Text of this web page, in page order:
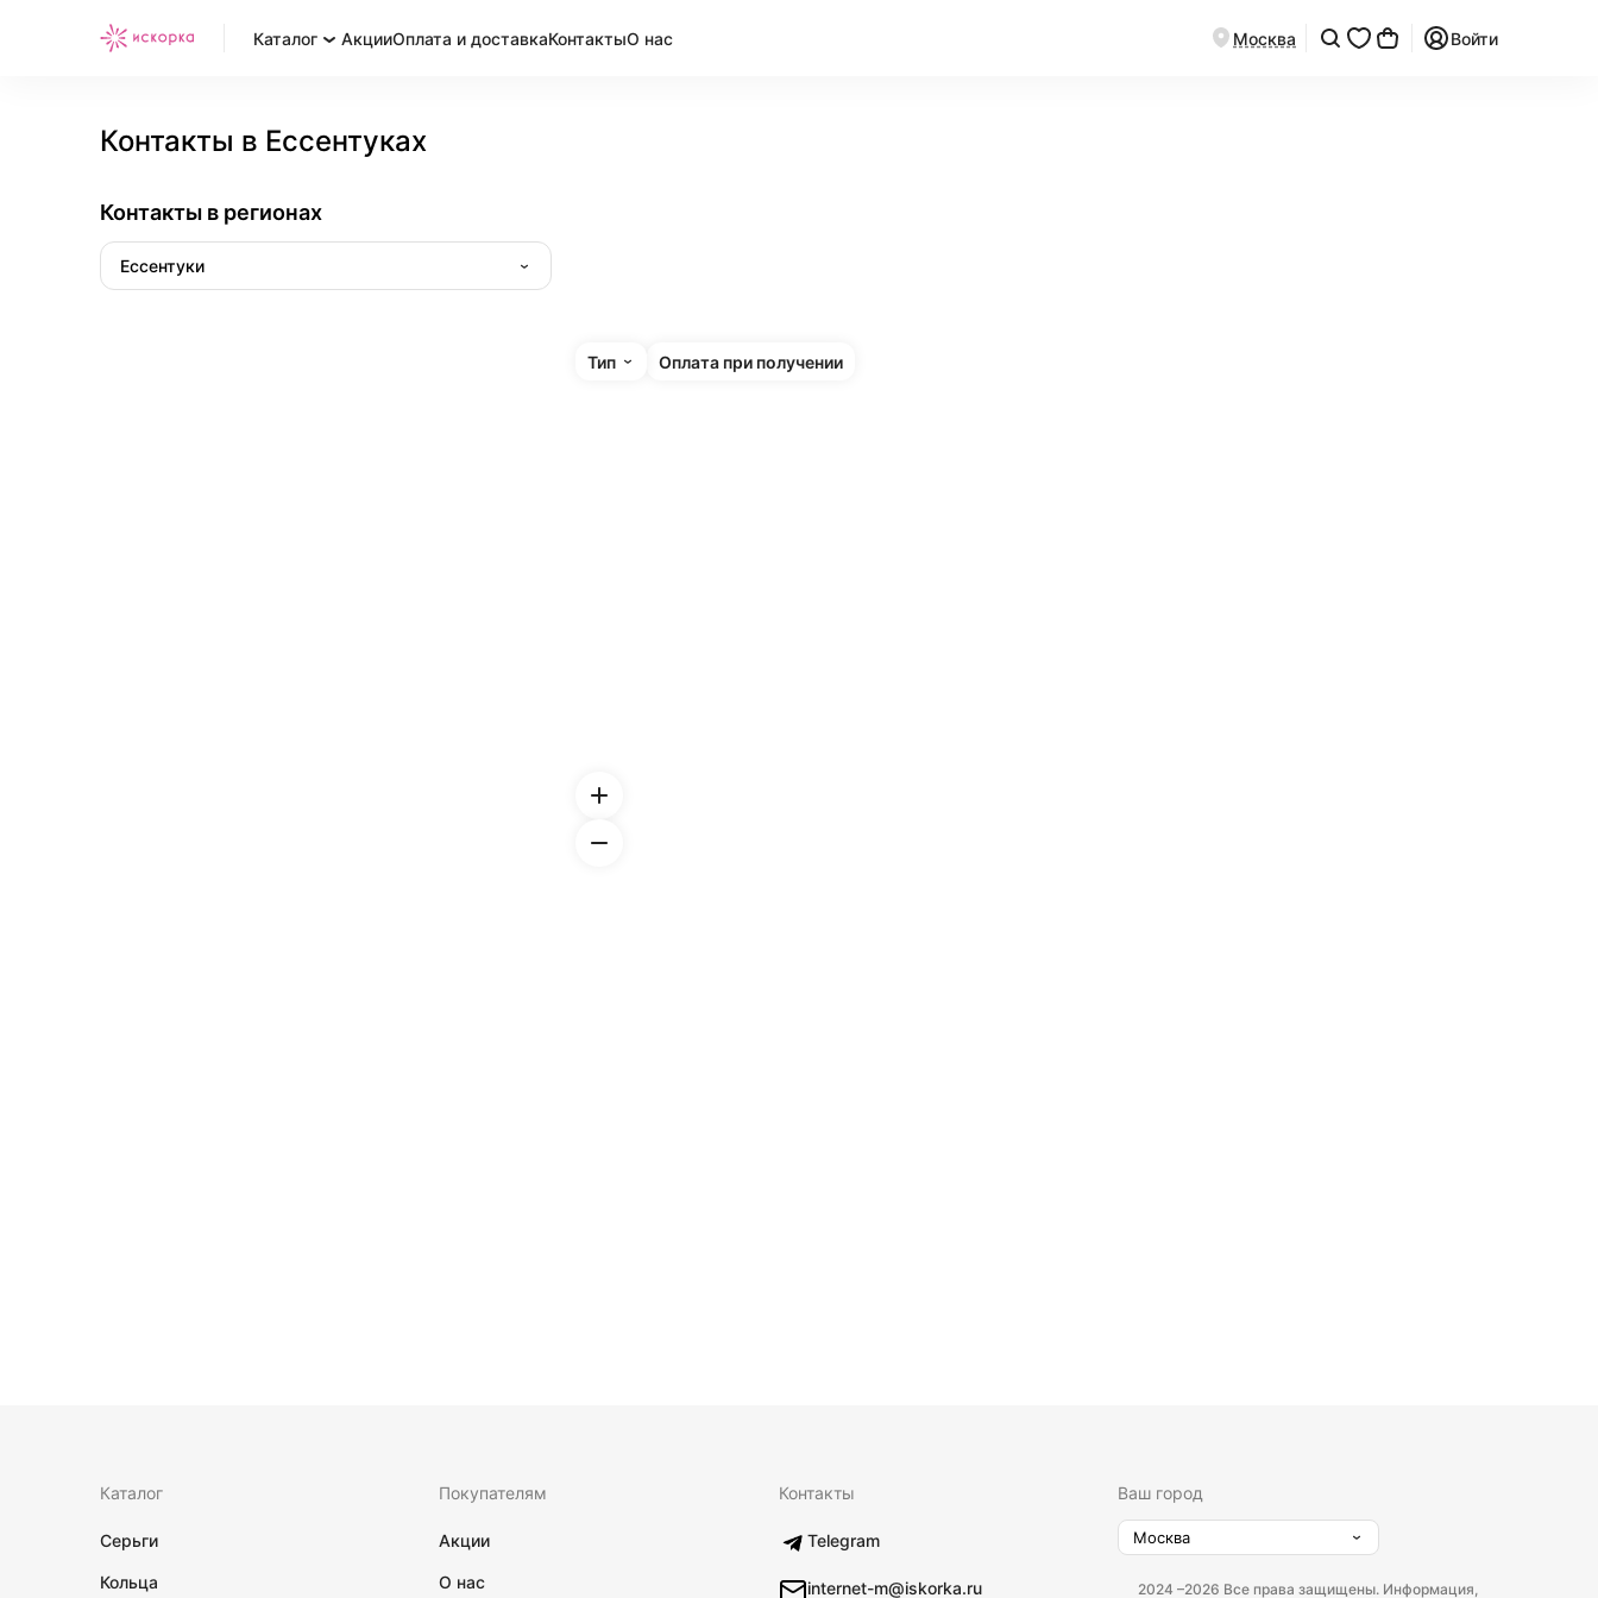
Каталог АкцииОплата и доставкаКонтактыО нас Москва Войти
Контакты в Ессентуках
Контакты в регионах
Ессентуки
Тип Оплата при получении
Каталог
Серьги
Кольца
Покупателям
Акции
О нас
Контакты
Telegram
internet-m@iskorka.ru
Ваш город
Москва
2024 –2026 Все права защищены. Информация,